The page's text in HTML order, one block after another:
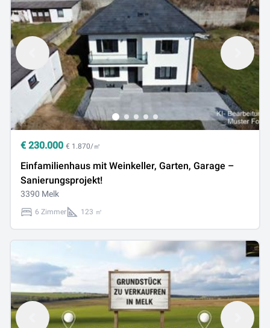
€ 230.000 € 1.870/㎡
Einfamilienhaus mit Weinkeller, Garten, Garage –
Sanierungsprojekt!
3390 Melk
6 Zimmer 123 ㎡